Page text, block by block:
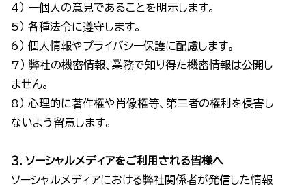
4） 一個人の意見であることを明示します。
5） 各種法令に遵守します。
6） 個人情報やプライバシー保護に配慮します。
7） 弊社の機密情報、業務で知り得た機密情報は公開し
ません。
8） 心理的に著作権や肖像権等、第三者の権利を侵害し
ないよう留意します。
３．ソーシャルメディアをご利用される皆様へ
ソーシャルメディアにおける弊社関係者が発信した情報